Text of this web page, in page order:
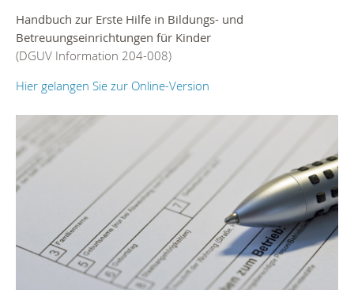
Handbuch zur Erste Hilfe in Bildungs- und
Betreuungseinrichtungen für Kinder
(DGUV Information 204-008)
Hier gelangen Sie zur Online-Version